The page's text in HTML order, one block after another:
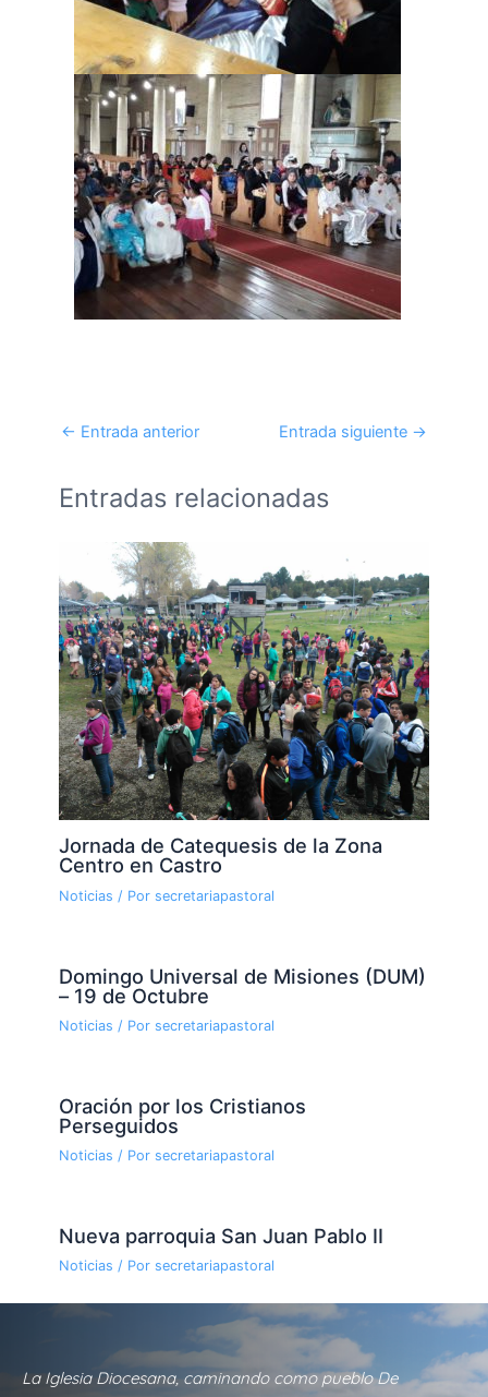
← Entrada anterior Entrada siguiente →
Entradas relacionadas
Jornada de Catequesis de la Zona
Centro en Castro
Noticias / Por secretariapastoral
Domingo Universal de Misiones (DUM)
– 19 de Octubre
Noticias / Por secretariapastoral
Oración por los Cristianos
Perseguidos
Noticias / Por secretariapastoral
Nueva parroquia San Juan Pablo II
Noticias / Por secretariapastoral
La Iglesia Diocesana, caminando como pueblo De